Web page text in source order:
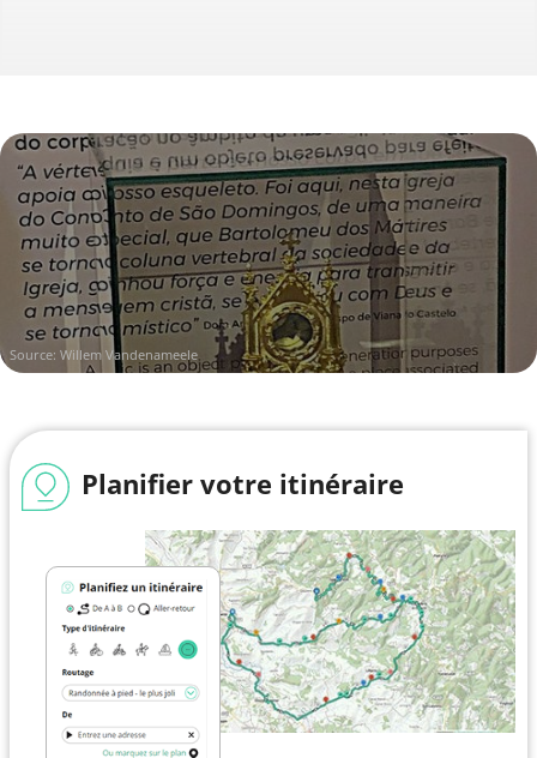
Source: Willem Vandenameele
Planifier votre itinéraire